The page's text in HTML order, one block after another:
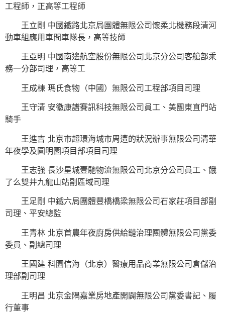
工程師，正高等工程師
王立剛 中國鐵路北京局團體無限公司懷柔北機務段清河
動車組應用車間車隊長，高等技師
王亞明 中國南邊航空股份無限公司北京分公司客艙部乘
務一分部司理，高等工
王成棟 瑪氏食物（中國）無限公司工程部項目司理
王守清 安徽康譜賽訊科技無限公司員工、美團東直門站
騎手
王進吉 北京市超環海城市周遭的狀況辦事無限公司清華
年夜學及圓明園項目部項目司理
王志強 長沙星城壹馳物流無限公司北京分公司員工、餓
了么雙井九龍山站副區域司理
王足剛 中鐵六局團體豐橋橋梁無限公司石家莊項目部副
司理、平安總監
王青林 北京首農年夜廚房供給鏈治理團體無限公司黨委
委員、副總司理
王國建 科園信海（北京）醫療用品商業無限公司倉儲治
理部副司理
王明昌 北京金隅嘉業房地產開闢無限公司黨委書記、履
行董事